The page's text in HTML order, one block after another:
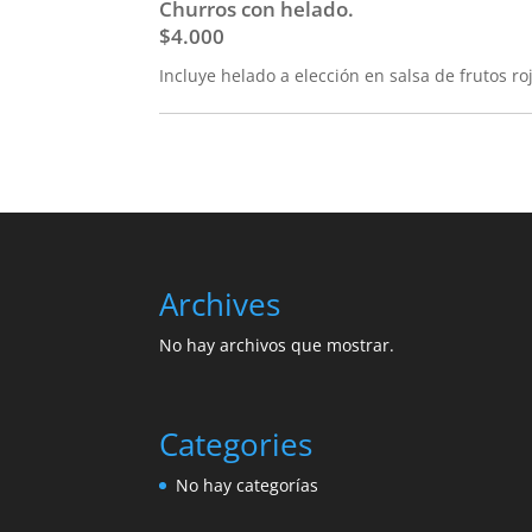
Churros con helado.
$4.000
Incluye helado a elección en salsa de frutos
Archives
No hay archivos que mostrar.
Categories
No hay categorías